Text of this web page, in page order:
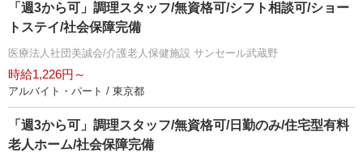
「週3から可」調理スタッフ/無資格可/シフト相談可/ショー
トステイ/社会保障完備
医療法人社団美誠会/介護老人保健施設 サンセール武蔵野
時給1,226円～
アルバイト・パート / 東京都
「週3から可」調理スタッフ/無資格可/日勤のみ/住宅型有料
老人ホーム/社会保障完備